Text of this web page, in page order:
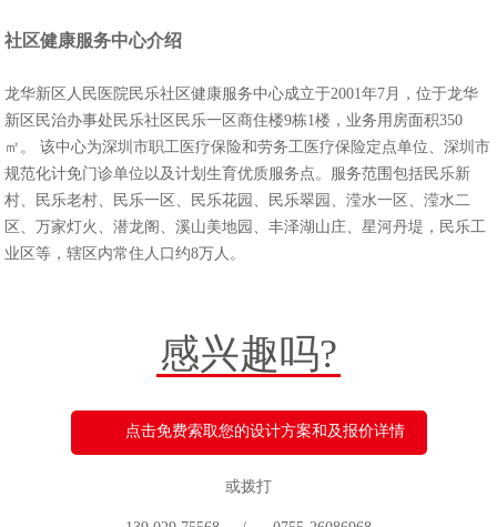
社区健康服务中心介绍
龙华新区人民医院民乐社区健康服务中心成立于2001年7月，位于龙华
新区民治办事处民乐社区民乐一区商住楼9栋1楼，业务用房面积350
㎡。 该中心为深圳市职工医疗保险和劳务工医疗保险定点单位、深圳市
规范化计免门诊单位以及计划生育优质服务点。服务范围包括民乐新
村、民乐老村、民乐一区、民乐花园、民乐翠园、滢水一区、滢水二
区、万家灯火、潜龙阁、溪山美地园、丰泽湖山庄、星河丹堤，民乐工
业区等，辖区内常住人口约8万人。
感兴趣吗?
点击免费索取您的设计方案和及报价详情
或拨打